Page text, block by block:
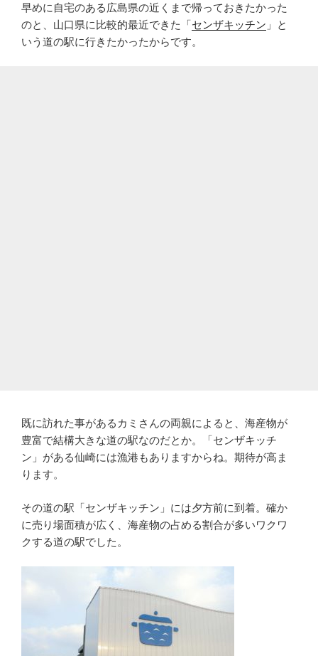
早めに自宅のある広島県の近くまで帰っておきたかった
のと、山口県に比較的最近できた「センザキッチン 」と
いう道の駅に行きたかったからです。
既に訪れた事があるカミさんの両親によると、海産物が
豊富で結構大きな道の駅なのだとか。「センザキッチ
ン」がある仙崎には漁港もありますからね。期待が高ま
ります。
その道の駅「センザキッチン」には夕方前に到着。確か
に売り場面積が広く、海産物の占める割合が多いワクワ
クする道の駅でした。